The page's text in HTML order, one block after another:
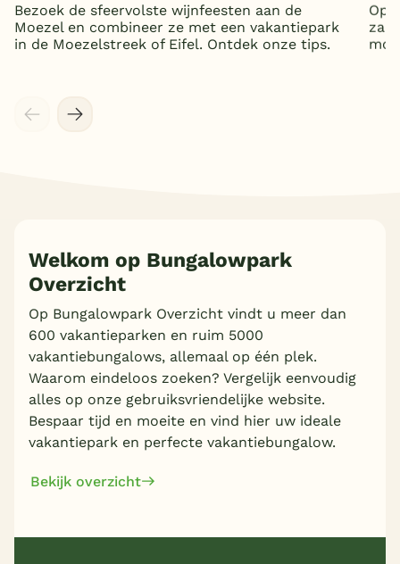
Bezoek de sfeervolste wijnfeesten aan de
Moezel en combineer ze met een vakantiepark
in de Moezelstreek of Eifel. Ontdek onze tips.
Op
Welkom op Bungalowpark
Overzicht
Op Bungalowpark Overzicht vindt u meer dan
600 vakantieparken en ruim 5000
vakantiebungalows, allemaal op één plek.
Waarom eindeloos zoeken? Vergelijk eenvoudig
alles op onze gebruiksvriendelijke website.
Bespaar tijd en moeite en vind hier uw ideale
vakantiepark en perfecte vakantiebungalow.
Bekijk overzicht